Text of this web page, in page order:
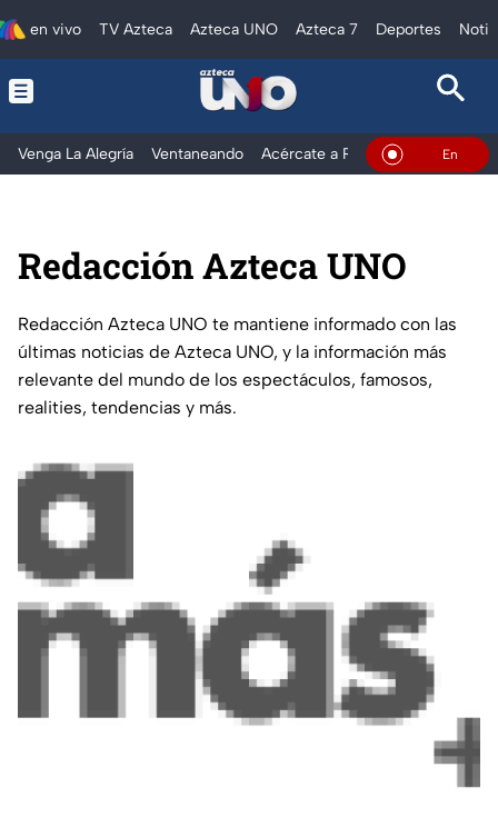
en vivo TV Azteca Azteca UNO Azteca 7 Deportes
Venga La Alegría Ventaneando Acércate a Rocío Al Extremo
En Vivo
Redacción Azteca UNO
Redacción Azteca UNO te mantiene informado con las
últimas noticias de Azteca UNO, y la información más
relevante del mundo de los espectáculos, famosos,
realities, tendencias y más.